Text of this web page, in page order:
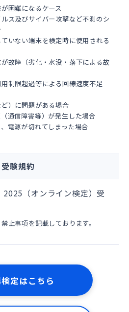
困難になるケース
ス及びサイバー攻撃など不測のシ
いない端末を検定時に使用される
故障（劣化・水没・落下による故
制限超過等による回線速度不足
）に問題がある場合
通信障害等）が発生した場合
電源が切れてしまった場合
験規約
（オンライン検定）受
止事項を記載しております。
定はこちら